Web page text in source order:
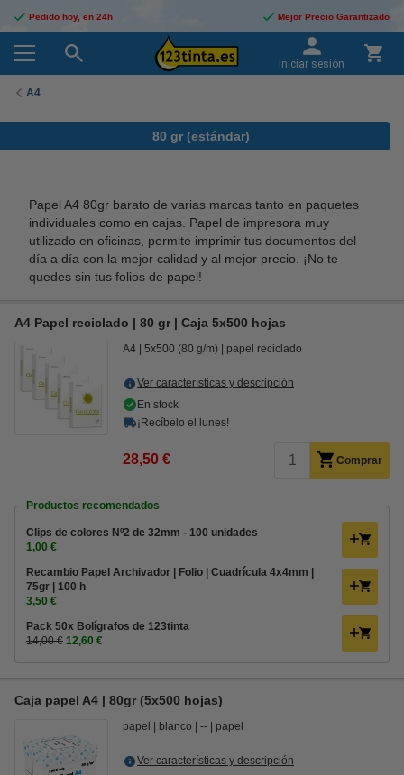
Pedido hoy, en 24h Mejor Precio Garantizado
Iniciar sesión
A4
80 gr (estándar)
Papel A4 80gr barato de varias marcas tanto en paquetes
individuales como en cajas. Papel de impresora muy
utilizado en oficinas, permite imprimir tus documentos del
día a día con la mejor calidad y al mejor precio. ¡No te
quedes sin tus folios de papel!
A4 Papel reciclado | 80 gr | Caja 5x500 hojas
A4 5x500 (80 g/m) papel reciclado
Ver características y descripción
En stock
¡Recíbelo el lunes!
28,50 € Comprar
Productos recomendados
Clips de colores Nº2 de 32mm - 100 unidades
1,00 €
Recambio Papel Archivador | Folio | Cuadrícula 4x4mm |
75gr | 100 h
3,50 €
Pack 50x Bolígrafos de 123tinta
14,00 € 12,60 €
Caja papel A4 | 80gr (5x500 hojas)
papel blanco -- papel
Ver características y descripción